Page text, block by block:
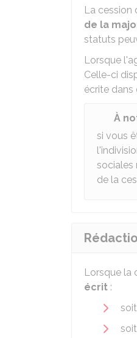
La cession
de la
statuts
Lorsque
Celle-ci
écrite dans
À
si vous
sociales
de la
Lorsque la
écrit :